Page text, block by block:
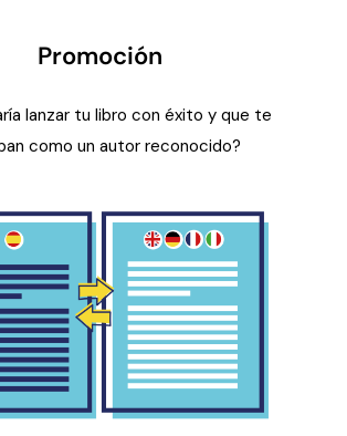
Promoción
lanzar tu libro con éxito y que te
como un autor reconocido?